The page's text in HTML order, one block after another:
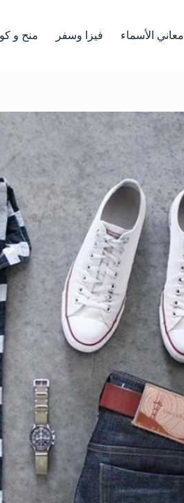
معاني الأسماء فيزا وسفر منح و